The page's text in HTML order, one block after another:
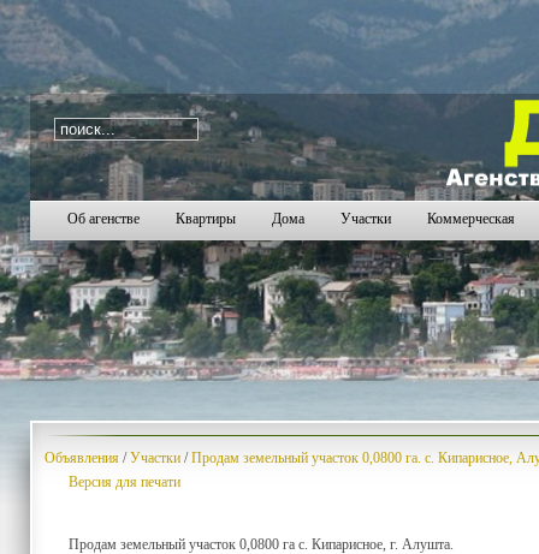
i=497
22442245 2246 2248 2249 2250
Об агенстве Квартиры Дома Участки Коммерческая
Объявления /Участки /Продам земельный участок 0,0800 га. с. Кипарисное,
Версия для печати
Продам земельный участок 0,0800 га с. Кипарисное, г. Алушта.